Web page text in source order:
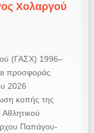
Χολαργού
(ΓΑΣΧ) 1996–
προσφοράς
2026
κοπής της
Παπάγου-